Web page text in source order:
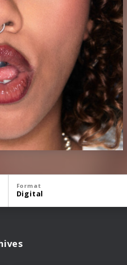
Format
Digital